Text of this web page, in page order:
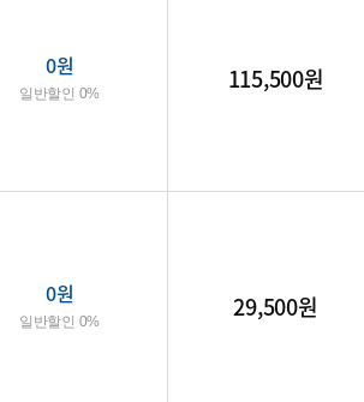
0원
일반할인 0% 115,500원
0원
일반할인 0% 29,500원